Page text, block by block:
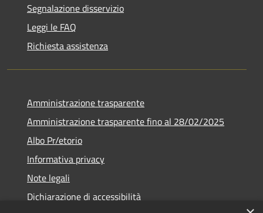
Segnalazione disservizio
Leggi le FAQ
Richiesta assistenza
Amministrazione trasparente
Amministrazione trasparente fino al 28/02/2025
Albo Pr/etorio
Informativa privacy
Note legali
Dichiarazione di accessibilità